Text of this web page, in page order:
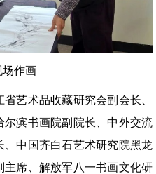
场作画
艺术品收藏研究会副会长、
滨书画院副院长、中外交流
中国齐白石艺术研究院黑龙
席、解放军八一书画文化研